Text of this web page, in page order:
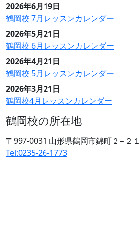
2026年6月19日
鶴岡校 7月レッスンカレンダー
2026年5月21日
鶴岡校 6月レッスンカレンダー
2026年4月21日
鶴岡校 5月レッスンカレンダー
2026年3月21日
鶴岡校4月レッスンカレンダー
鶴岡校の所在地
〒997-0031 山形県鶴岡市錦町２−２１
Tel:0235-26-1773